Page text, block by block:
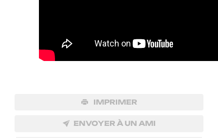
IMPRIMER
ENVOYER À UN AMI